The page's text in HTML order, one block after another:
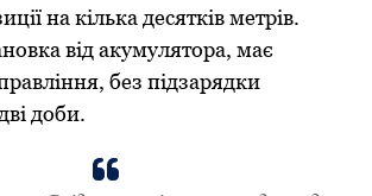
на кілька десятків метрів.
від акумулятора, має
без підзарядки
доби.